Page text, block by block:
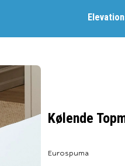
Kølende
Eurospuma